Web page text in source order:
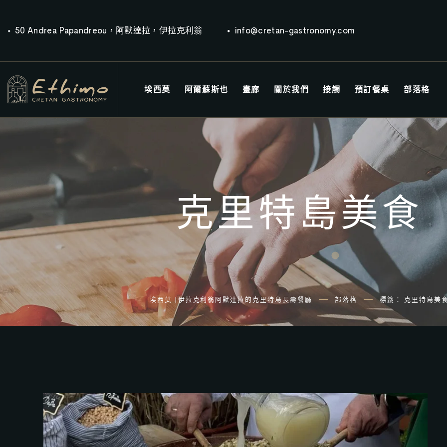
50 Andrea Papandreou，阿默達拉，伊拉克利翁 info@cretan-gastronomy.com
埃西莫 阿爾蘇斯也 畫廊 關於我們 接觸 預訂餐桌 部落格
克里特島美食
埃西莫 |伊拉克利翁阿默達拉的克里特島長壽餐廳 部落格 標籤： 克里特島美